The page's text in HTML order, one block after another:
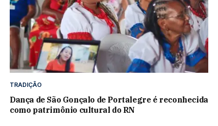
TRADIÇÃO
Dança de São Gonçalo de Portalegre é reconhecida
como patrimônio cultural do RN